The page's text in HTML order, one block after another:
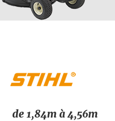
de 1,84m à 4,56m